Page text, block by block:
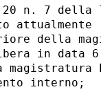
n. 7 della
attualmente
della
in data
interno;